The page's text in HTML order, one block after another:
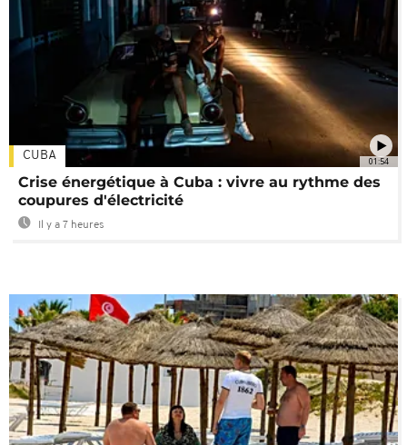
01:54
CUBA
Crise énergétique à Cuba : vivre au rythme des
coupures d'électricité
Il y a 7 heures